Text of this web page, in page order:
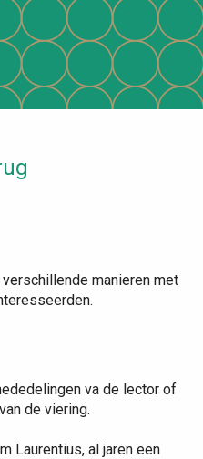
manieren met
va de lector of
de viering.
Laurentius, al jaren een